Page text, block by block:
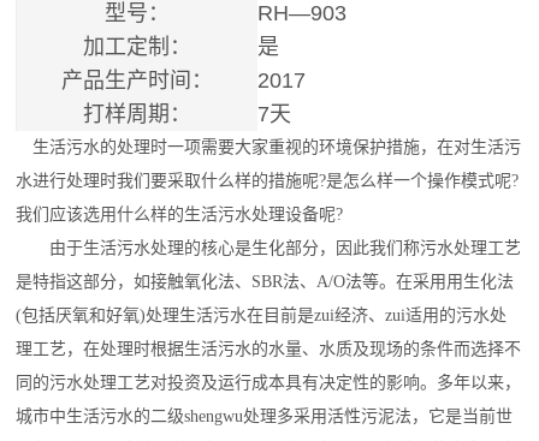
型号：
RH—903
加工定制：
是
产品生产时间：
2017
打样周期：
7天
生活污水的处理时一项需要大家重视的环境保护措施，在对生活污
水进行处理时我们要采取什么样的措施呢?是怎么样一个操作模式呢?
我们应该选用什么样的生活污水处理设备呢?
由于生活污水处理的核心是生化部分，因此我们称污水处理工艺
是特指这部分，如接触氧化法、SBR法、A/O法等。在采用用生化法
(包括厌氧和好氧)处理生活污水在目前是zui经济、zui适用的污水处
理工艺，在处理时根据生活污水的水量、水质及现场的条件而选择不
同的污水处理工艺对投资及运行成本具有决定性的影响。多年以来，
城市中生活污水的二级shengwu处理多采用活性污泥法，它是当前世